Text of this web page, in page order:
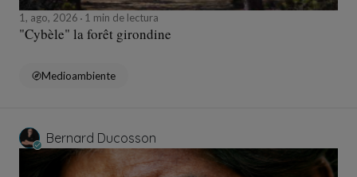
1, ago, 2026 1 min de lectura
"Cybèle" la forêt girondine
Medioambiente
Bernard Ducosson